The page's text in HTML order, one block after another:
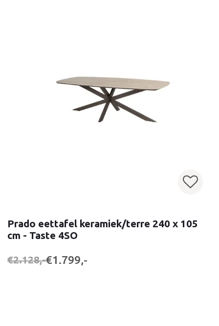
Prado eettafel keramiek/terre 240 x 105
cm - Taste 4SO
€2.128,-€1.799,-